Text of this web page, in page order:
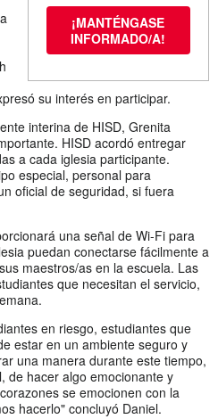
¡MANTÉNGASE
INFORMADO/A!
su interés en participar.
interina de HISD, Grenita
HISD acordó entregar
a cada iglesia participante.
especial, personal para
oficial de seguridad, si fuera
una señal de Wi-Fi para
puedan conectarse fácilmente a
maestros/as en la escuela. Las
que necesitan el servicio,
en riesgo, estudiantes que
estar en un ambiente seguro y
una manera durante este tiempo,
de hacer algo emocionante y
se emocionen con la
hacerlo" concluyó Daniel.